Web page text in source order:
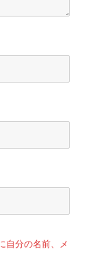
自分の名前、メ